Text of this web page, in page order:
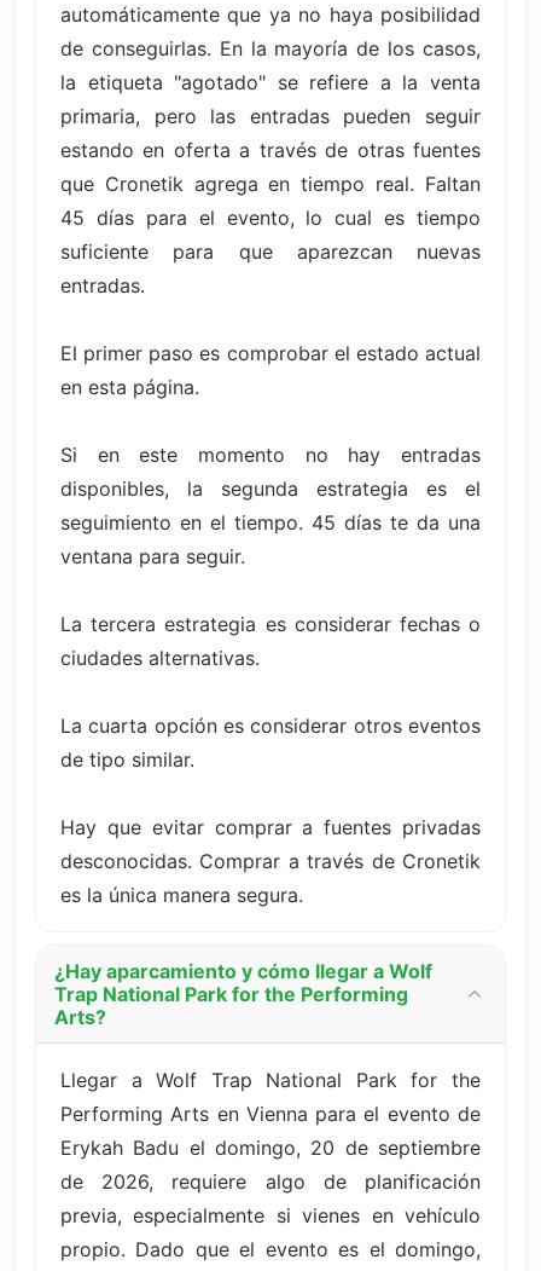
automáticamente que ya no haya posibilidad
de conseguirlas. En la mayoría de los casos,
la etiqueta "agotado" se refiere a la venta
primaria, pero las entradas pueden seguir
estando en oferta a través de otras fuentes
que Cronetik agrega en tiempo real. Faltan
45 días para el evento, lo cual es tiempo
suficiente para que aparezcan nuevas
entradas.
El primer paso es comprobar el estado actual
en esta página.
Si en este momento no hay entradas
disponibles, la segunda estrategia es el
seguimiento en el tiempo. 45 días te da una
ventana para seguir.
La tercera estrategia es considerar fechas o
ciudades alternativas.
La cuarta opción es considerar otros eventos
de tipo similar.
Hay que evitar comprar a fuentes privadas
desconocidas. Comprar a través de Cronetik
es la única manera segura.
¿Hay aparcamiento y cómo llegar a Wolf
Trap National Park for the Performing
Arts?
Llegar a Wolf Trap National Park for the
Performing Arts en Vienna para el evento de
Erykah Badu el domingo, 20 de septiembre
de 2026, requiere algo de planificación
previa, especialmente si vienes en vehículo
propio. Dado que el evento es el domingo,